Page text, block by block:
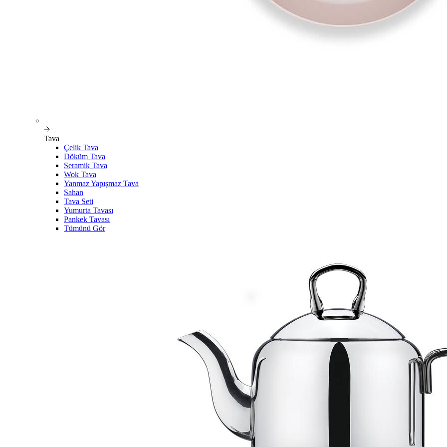
Tava
Çelik Tava
Döküm Tava
Seramik Tava
Wok Tava
Yanmaz Yapışmaz Tava
Sahan
Tava Seti
Yumurta Tavası
Pankek Tavası
Tümünü Gör